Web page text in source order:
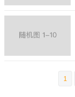
1